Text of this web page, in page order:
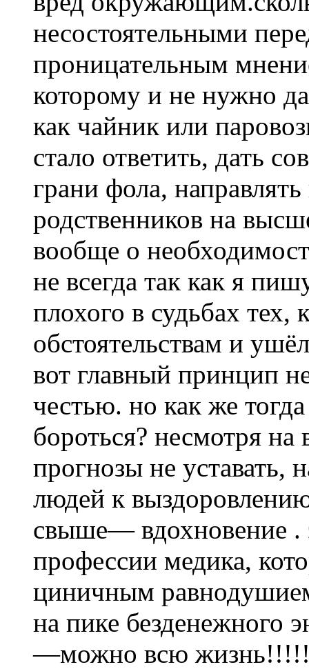
несостоятельными
проницательным
которому и не нужно
как чайник или
стало ответить, дать
грани фола,
родственников на
вообще о
не всегда так как я
плохого в судьбах тех,
обстоятельствам и
вот главный принцип
честью. но как же
бороться? несмотря на
прогнозы не уставать,
людей к
свыше— вдохновение .
профессии медика,
циничным
на пике безденежного
—можно всю жизнь!!!!!